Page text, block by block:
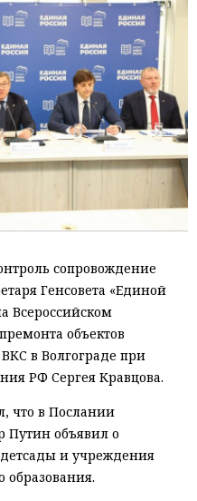
сопровождение
Генсовета «Единой
Всероссийском
объектов
в Волгограде при
РФ Сергея Кравцова.
что в Послании
Путин объявил о
и учреждения
образования.